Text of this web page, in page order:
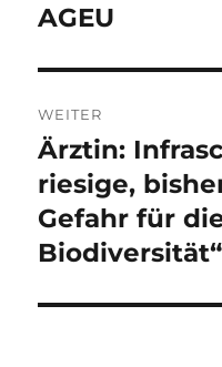
AGEU
WEITER
Nächster
Beitrag:
Ärztin:
riesige,
Gefahr für